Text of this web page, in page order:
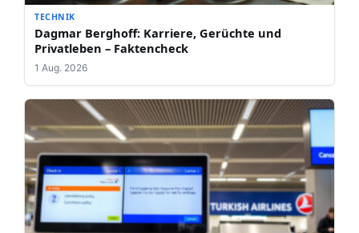
TECHNIK
Dagmar Berghoff: Karriere, Gerüchte und
Privatleben – Faktencheck
1 Aug. 2026